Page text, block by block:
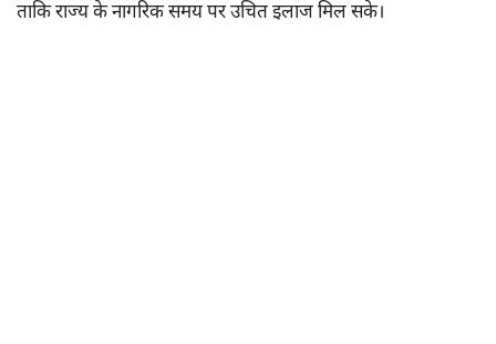
ताकि राज्य के नागरिक समय पर उचित इलाज मिल सके।